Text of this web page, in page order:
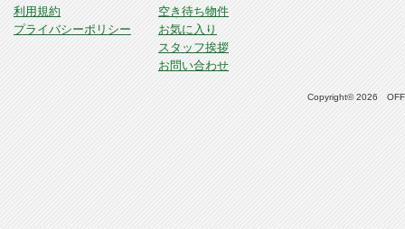
利用規約
プライバシーポリシー
空き待ち物件
お気に入り
スタッフ挨拶
お問い合わせ
Copyright© 2026